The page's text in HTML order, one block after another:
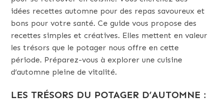
idées recettes automne pour des repas savoureux et
bons pour votre santé. Ce guide vous propose des
recettes simples et créatives. Elles mettent en valeur
les trésors que le potager nous offre en cette
période. Préparez-vous à explorer une cuisine
d’automne pleine de vitalité.
LES TRÉSORS DU POTAGER D’AUTOMNE :